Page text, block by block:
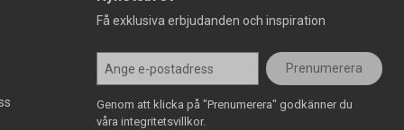
Få exklusiva erbjudanden och inspiration
Prenumerera
Genom att klicka på "Prenumerera" godkänner du
våra integritetsvillkor.